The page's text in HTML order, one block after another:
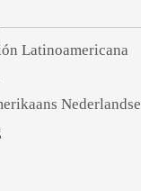
Latinoamericana
Nederlandse